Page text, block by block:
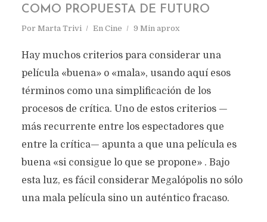
COMO PROPUESTA DE FUTURO
Por Marta Trivi En Cine 9 Min aprox
Hay muchos criterios para considerar una
película «buena» o «mala», usando aquí esos
términos como una simplificación de los
procesos de crítica. Uno de estos criterios —
más recurrente entre los espectadores que
entre la crítica— apunta a que una película es
buena «si consigue lo que se propone» . Bajo
esta luz, es fácil considerar Megalópolis no sólo
una mala película sino un auténtico fracaso.